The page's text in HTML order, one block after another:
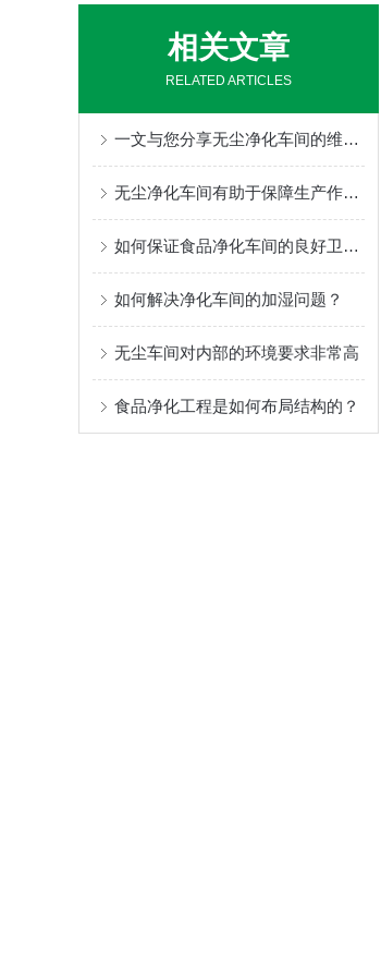
相关文章
RELATED ARTICLES
一文与您分享无尘净化车间的维护保养方法
无尘净化车间有助于保障生产作业的安全和卫生
如何保证食品净化车间的良好卫生状态
如何解决净化车间的加湿问题？
无尘车间对内部的环境要求非常高
食品净化工程是如何布局结构的？